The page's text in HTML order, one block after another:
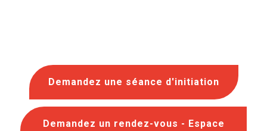
Demandez une séance d'initiation
Demandez un rendez-vous - Espace